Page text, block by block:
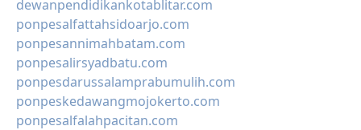
dewanpendidikankotablitar.com
ponpesalfattahsidoarjo.com
ponpesannimahbatam.com
ponpesalirsyadbatu.com
ponpesdarussalamprabumulih.com
ponpeskedawangmojokerto.com
ponpesalfalahpacitan.com